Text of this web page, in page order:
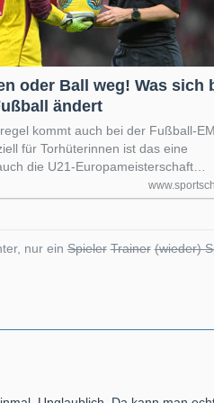
oder Ball weg! Was sich
ändert
kommt auch bei der Fußball-EM
für Torhüterinnen ist das eine
die U21-Europameisterschaft…
nur einSpieler Trainer (wieder)